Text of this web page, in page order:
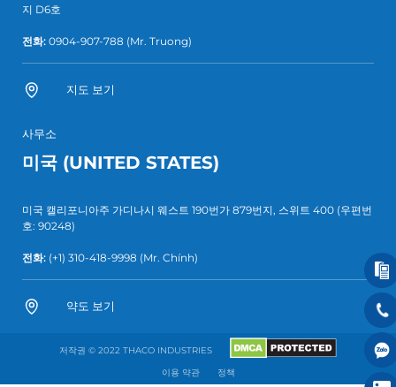
지 D6호
전화: 0904-907-788 (Mr. Truong)
지도 보기
사무소
미국 (UNITED STATES)
미국 캘리포니아주 가디나시 웨스트 190번가 879번지, 스위트 400 (우편번
호: 90248)
전화: (+1) 310-418-9998 (Mr. Chính)
약도 보기
저작권 © 2022 THACO INDUSTRIES
이용 약관
정책